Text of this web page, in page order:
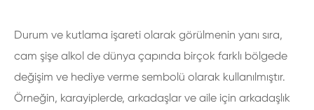
Durum ve kutlama işareti olarak görülmenin yanı sıra,
cam şişe alkol de dünya çapında birçok farklı bölgede
değişim ve hediye verme sembolü olarak kullanılmıştır.
Örneğin, karayiplerde, arkadaşlar ve aile için arkadaşlık